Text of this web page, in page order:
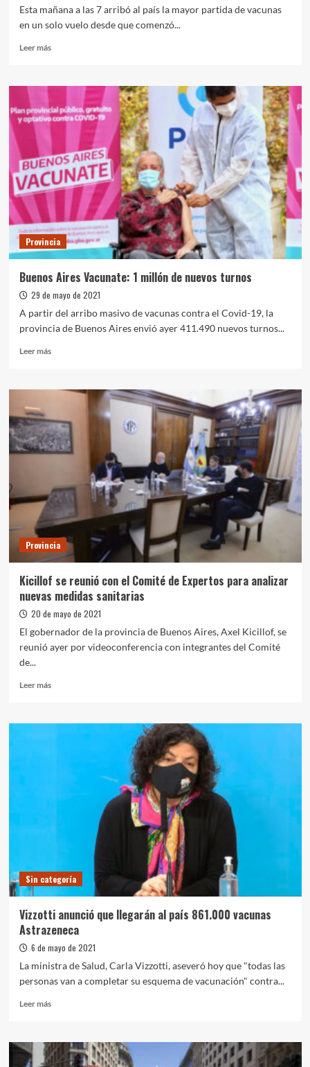
Esta mañana a las 7 arribó al país la mayor partida de vacunas
en un solo vuelo desde que comenzó...
Leer másLeer
Cafiero
Vizzoti
recibieron
un
nuevo
embarque
de
más
dos
millones
de
AstraZeneca
Provincia
Buenos Aires Vacunate: 1 millón de nuevos turnos
29 de mayo de 2021
A partir del arribo masivo de vacunas contra el Covid-19, la
provincia de Buenos Aires envió ayer 411.490 nuevos turnos...
Leer másLeer
Buenos
1
millón
de
Provincia
Kicillof se reunió con el Comité de Expertos para analizar
nuevas medidas sanitarias
20 de mayo de 2021
El gobernador de la provincia de Buenos Aires, Axel Kicillof, se
reunió ayer por videoconferencia con integrantes del Comité
de...
Leer másLeer
Kicillof
Comité
de
sanitarias
Sin categoría
Vizzotti anunció que llegarán al país 861.000 vacunas
Astrazeneca
6 de mayo de 2021
La ministra de Salud, Carla Vizzotti, aseveró hoy que "todas las
personas van a completar su esquema de vacunación" contra...
Leer másLeer
Vizzotti
anunció